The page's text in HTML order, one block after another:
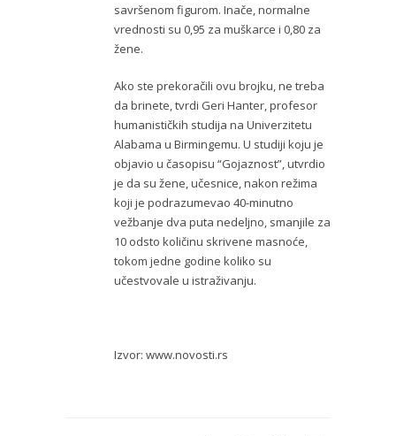
savršenom figurom. Inače, normalne
vrednosti su 0,95 za muškarce i 0,80 za
žene.
Ako ste prekoračili ovu brojku, ne treba
da brinete, tvrdi Geri Hanter, profesor
humanističkih studija na Univerzitetu
Alabama u Birmingemu. U studiji koju je
objavio u časopisu “Gojaznost”, utvrdio
je da su žene, učesnice, nakon režima
koji je podrazumevao 40-minutno
vežbanje dva puta nedeljno, smanjile za
10 odsto količinu skrivene masnoće,
tokom jedne godine koliko su
učestvovale u istraživanju.
Izvor: www.novosti.rs